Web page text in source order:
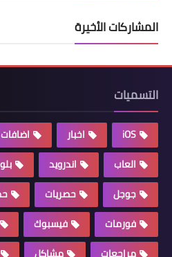
المشاركات الأخيرة
التسميات
iOS اخبار اضافات
العاب
اندرويد
جوجل
حصريات
فورمات
فيسبوك